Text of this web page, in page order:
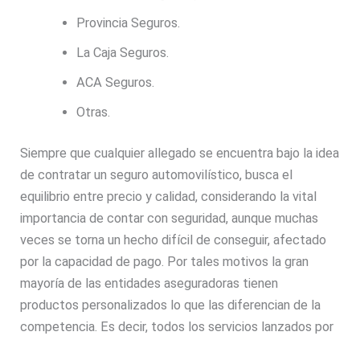
Provincia Seguros.
La Caja Seguros.
ACA Seguros.
Otras.
Siempre que cualquier allegado se encuentra bajo la idea
de contratar un seguro automovilístico, busca el
equilibrio entre precio y calidad, considerando la vital
importancia de contar con seguridad, aunque muchas
veces se torna un hecho difícil de conseguir, afectado
por la capacidad de pago. Por tales motivos la gran
mayoría de las entidades aseguradoras tienen
productos personalizados lo que las diferencian de la
competencia. Es decir, todos los servicios lanzados por